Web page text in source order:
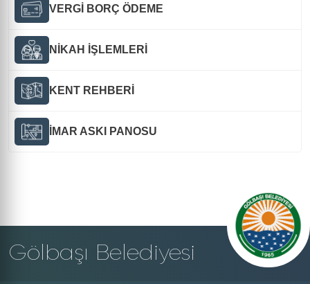
VERGİ BORÇ ÖDEME
NİKAH İŞLEMLERİ
KENT REHBERİ
İMAR ASKI PANOSU
Gölbaşı Belediyesi